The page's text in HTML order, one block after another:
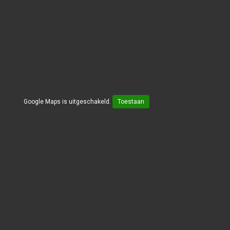
Google Maps is uitgeschakeld. Toestaan